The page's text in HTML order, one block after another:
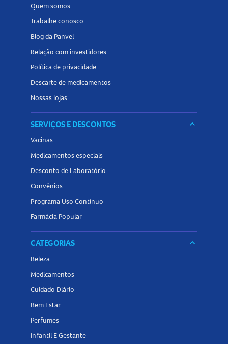
Quem somos
Trabalhe conosco
Blog da Panvel
Relação com investidores
Política de privacidade
Descarte de medicamentos
Nossas lojas
SERVIÇOS E DESCONTOS keyboard_arrow_down
Vacinas
Medicamentos especiais
Desconto de Laboratório
Convênios
Programa Uso Contínuo
Farmácia Popular
CATEGORIAS keyboard_arrow_down
Beleza
Medicamentos
Cuidado Diário
Bem Estar
Perfumes
Infantil E Gestante